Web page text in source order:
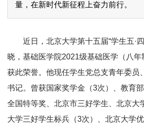
量，在新时代新征程上奋力前行。
近日，北京大学第十五届“学生五·
晓，基础医学院2021级基础医学（八
获此荣誉。他现任学生党总支青年委员
书记。曾获国家奖学金（3次）、教育部
全国特等奖、北京市三好学生、北京大
大学三好学生标兵（3次）、北京大学优